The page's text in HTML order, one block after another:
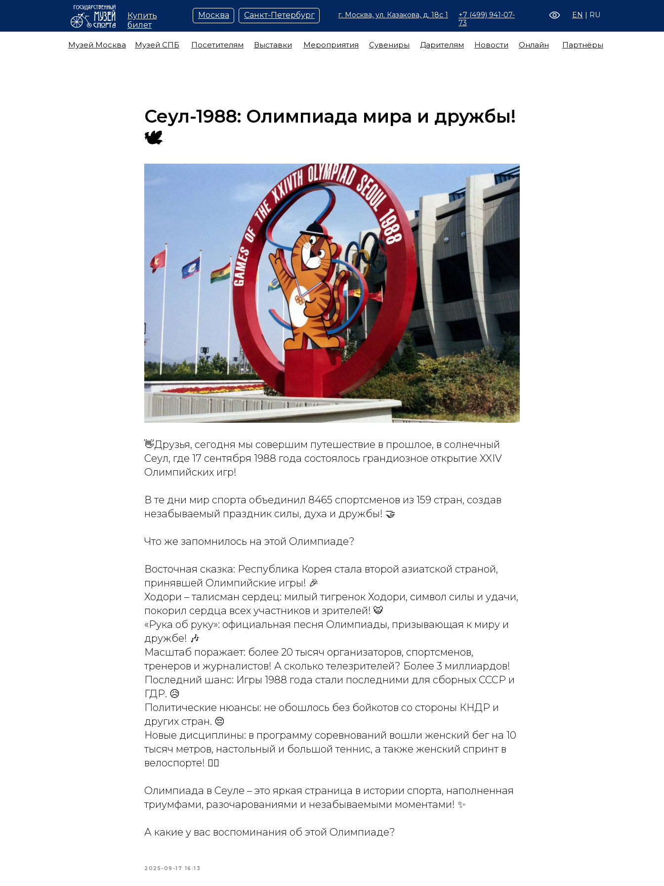
| RU
EN
+7 (499) 941-07-
73
г. Москва, ул. Казакова, д. 18с 1
Музей Москва Музей СПБ Посетителям Выставки Мероприятия Сувениры Новости
Дарителям Онлайн Партнёры
Санкт-Петербург
Москва
Купить
билет
Сеул-1988: Олимпиада мира и дружбы!
🕊️
👋Друзья, сегодня мы совершим путешествие в прошлое, в солнечный
Сеул, где 17 сентября 1988 года состоялось грандиозное открытие XXIV
Олимпийских игр!
В те дни мир спорта объединил 8465 спортсменов из 159 стран, создав
незабываемый праздник силы, духа и дружбы! 🤝
Что же запомнилось на этой Олимпиаде?
Восточная сказка: Республика Корея стала второй азиатской страной,
принявшей Олимпийские игры! 🎉
Ходори – талисман сердец: милый тигренок Ходори, символ силы и удачи,
покорил сердца всех участников и зрителей! 🐯
«Рука об руку»: официальная песня Олимпиады, призывающая к миру и
дружбе! 🎶
Масштаб поражает: более 20 тысяч организаторов, спортсменов,
тренеров и журналистов! А сколько телезрителей? Более 3 миллиардов!
Последний шанс: Игры 1988 года стали последними для сборных СССР и
ГДР. 😥
Политические нюансы: не обошлось без бойкотов со стороны КНДР и
других стран. 😔
Новые дисциплины: в программу соревнований вошли женский бег на 10
тысяч метров, настольный и большой теннис, а также женский спринт в
велоспорте! 🚴‍♀️
Олимпиада в Сеуле – это яркая страница в истории спорта, наполненная
триумфами, разочарованиями и незабываемыми моментами! ✨
А какие у вас воспоминания об этой Олимпиаде?
2025-09-17 16:13